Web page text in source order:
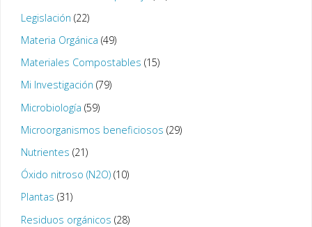
Legislación (22)
Materia Orgánica (49)
Materiales Compostables (15)
Mi Investigación (79)
Microbiología (59)
Microorganismos beneficiosos (29)
Nutrientes (21)
Óxido nitroso (N2O)(10)
Plantas (31)
Residuos orgánicos (28)